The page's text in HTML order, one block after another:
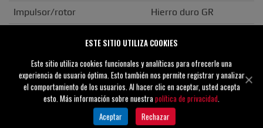
Impulsor/rotor Hierro duro GR
Brida ANSI
Tipo de accionamiento Básico
Peso de la unidad N/C
ESTE SITIO UTILIZA COOKIES
Este sitio utiliza cookies funcionales y analíticas para ofrecerle una
experiencia de usuario óptima. Esto también nos permite registrar y analizar
el comportamiento de los usuarios. Al hacer clic en aceptar, usted acepta
esto. Más información sobre nuestrapolítica de privacidad
Aceptar
Rechazar